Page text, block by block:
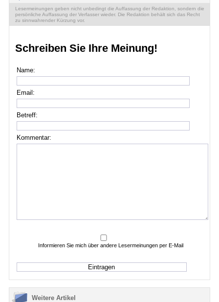
Lesermeinungen geben nicht unbedingt die Auffassung der Redaktion, sondern die
persönliche Auffassung der Verfasser wieder. Die Redaktion behält sich das Recht
zu sinnwahrender Kürzung vor.
Schreiben Sie Ihre Meinung!
Name:
Email:
Betreff:
Kommentar:
Informieren Sie mich über andere Lesermeinungen per E-Mail
Weitere Artikel